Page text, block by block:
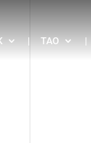
| TAO |